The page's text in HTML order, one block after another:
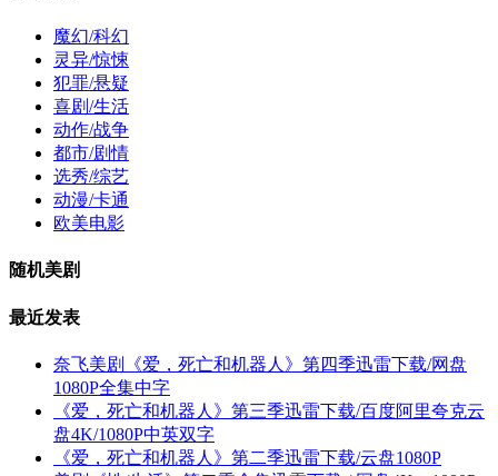
魔幻/科幻
灵异/惊悚
犯罪/悬疑
喜剧/生活
动作/战争
都市/剧情
选秀/综艺
动漫/卡通
欧美电影
随机美剧
最近发表
奈飞美剧《爱，死亡和机器人》第四季迅雷下载/网盘
1080P全集中字
《爱，死亡和机器人》第三季迅雷下载/百度阿里夸克云
盘4K/1080P中英双字
《爱，死亡和机器人》第二季迅雷下载/云盘1080P